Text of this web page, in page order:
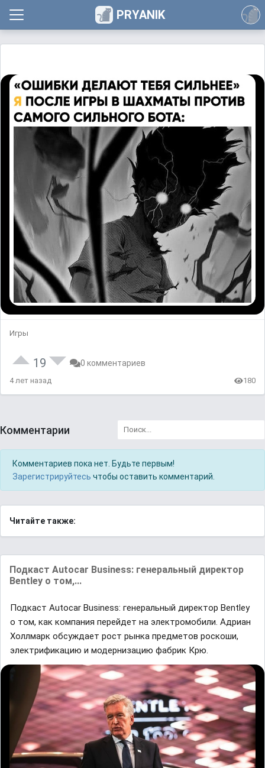
PRYANIK
Игры
19 0 комментариев
4 лет назад 180
Комментарии
Комментариев пока нет. Будьте первым!
Зарегистрируйтесь чтобы оставить комментарий.
Читайте также:
Подкаст Autocar Business: генеральный директор
Bentley о том,...
Подкаст Autocar Business: генеральный директор Bentley
о том, как компания перейдет на электромобили. Адриан
Холлмарк обсуждает рост рынка предметов роскоши,
электрификацию и модернизацию фабрик Крю.